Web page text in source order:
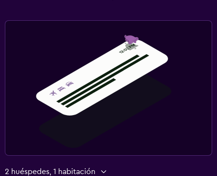
2 huéspedes, 1 habitación